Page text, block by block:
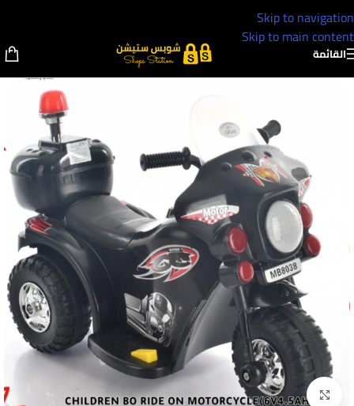
Skip to navigation
Skip to main content
القائمة
Click to enlarge